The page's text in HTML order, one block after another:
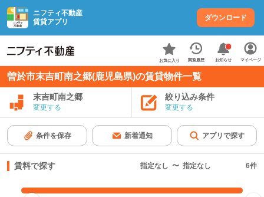
ニフティ不動産
賃貸アプリ
ダウンロード
お気に入り 閲覧履歴 お知らせ マイページ
曽於市末吉町南之郷(鹿児島県)の賃貸物件一覧
末吉町南之郷
変更する
絞り込み条件
変更する
条件を保存 新着通知 アプリで探す
賃料で探す 指定なし 〜 指定なし 6件